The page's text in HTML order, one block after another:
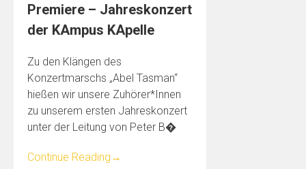
Premiere – Jahreskonzert
der KAmpus KApelle
Zu den Klängen des
Konzertmarschs „Abel Tasman“
hießen wir unsere Zuhörer*Innen
zu unserem ersten Jahreskonzert
unter der Leitung von Peter B�
Continue Reading →